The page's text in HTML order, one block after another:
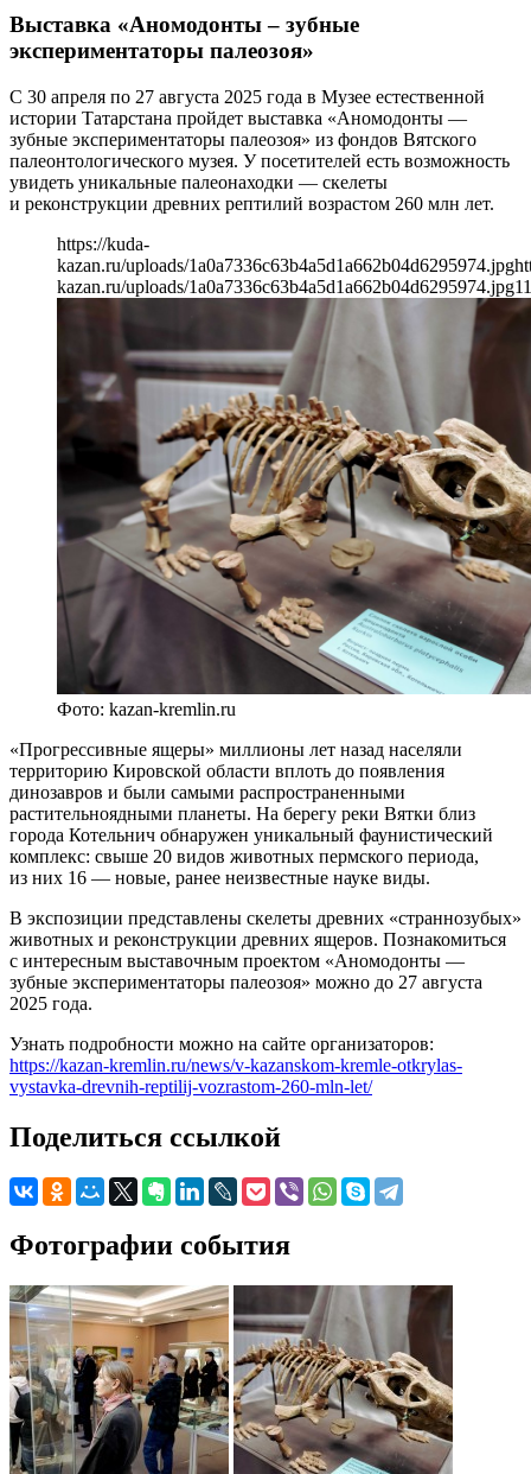
Выставка «Аномодонты – зубные
экспериментаторы палеозоя»
С 30 апреля по 27 августа 2025 года в Музее естественной
истории Татарстана пройдет выставка «Аномодонты —
зубные экспериментаторы палеозоя» из фондов Вятского
палеонтологического музея. У посетителей есть возможность
увидеть уникальные палеонаходки — скелеты
и реконструкции древних рептилий возрастом 260 млн лет.
https://kuda-
kazan.ru/uploads/1a0a7336c63b4a5d1a662b04d6295974.jpg
kazan.ru/uploads/1a0a7336c63b4a5d1a662b04d6295974.jpg
Фото: kazan-kremlin.ru
«Прогрессивные ящеры» миллионы лет назад населяли
территорию Кировской области вплоть до появления
динозавров и были самыми распространенными
растительноядными планеты. На берегу реки Вятки близ
города Котельнич обнаружен уникальный фаунистический
комплекс: свыше 20 видов животных пермского периода,
из них 16 — новые, ранее неизвестные науке виды.
В экспозиции представлены скелеты древних «страннозубых»
животных и реконструкции древних ящеров. Познакомиться
с интересным выставочным проектом «Аномодонты —
зубные экспериментаторы палеозоя» можно до 27 августа
2025 года.
Узнать подробности можно на сайте организаторов:
https://kazan-kremlin.ru/news/v-kazanskom-kremle-otkrylas-
vystavka-drevnih-reptilij-vozrastom-260-mln-let/
Поделиться ссылкой
Фотографии события